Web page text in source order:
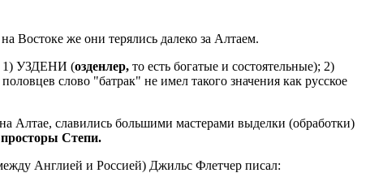
Востоке же они терялись далеко за Алтаем.
1) УЗДЕНИ (озденлер, то есть богатые и состоятельные); 2)
слово "батрак" не имел такого значения как русское
Алтае, славились большими мастерами выделки (обработки)
Степи.
Англией и Россией) Джильс Флетчер писал: